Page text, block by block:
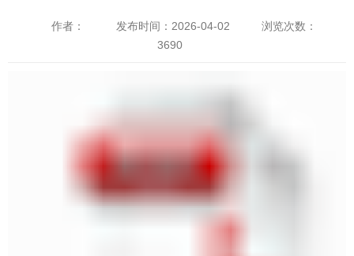
作者： 发布时间：2026-04-02
浏览次数：
3690